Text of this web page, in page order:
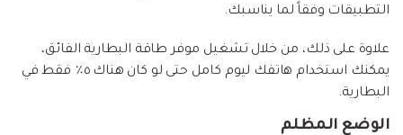
التطبيقات وفقاً لما يناسبك.
علاوة على ذلك، من خلال تشغيل موفر طاقة البطارية الفائق،
يمكنك استخدام هاتفك ليوم كامل حتى لو كان هناك ٥٪ فقط في
البطارية.
الوضع المظلم